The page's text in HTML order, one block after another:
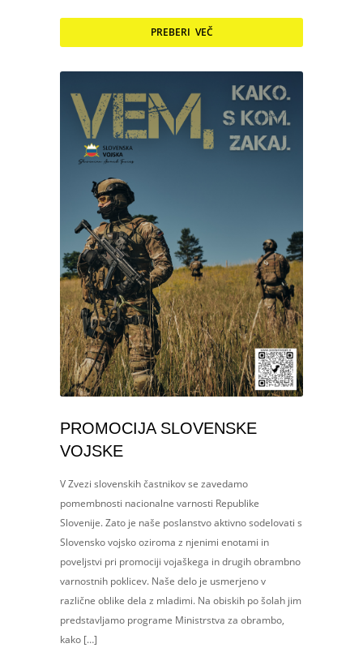
PREBERI VEČ
PROMOCIJA SLOVENSKE
VOJSKE
V Zvezi slovenskih častnikov se zavedamo
pomembnosti nacionalne varnosti Republike
Slovenije. Zato je naše poslanstvo aktivno sodelovati s
Slovensko vojsko oziroma z njenimi enotami in
poveljstvi pri promociji vojaškega in drugih obrambno
varnostnih poklicev. Naše delo je usmerjeno v
različne oblike dela z mladimi. Na obiskih po šolah jim
predstavljamo programe Ministrstva za obrambo,
kako […]